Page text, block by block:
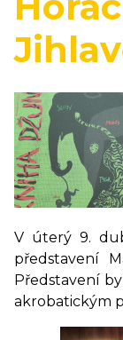
V úterý 9.
představení
Představení
akrobatickým